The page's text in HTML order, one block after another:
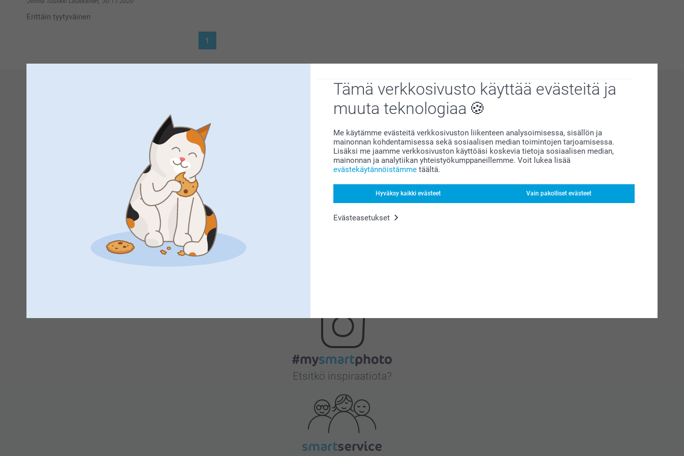
Tämä verkkosivusto käyttää evästeitä ja
muuta teknologiaa
Me käytämme evästeitä verkkosivuston liikenteen analysoimisessa, sisällön ja
mainonnan kohdentamisessa sekä sosiaalisen median toimintojen tarjoamisessa.
Lisäksi me jaamme verkkosivuston käyttöäsi koskevia tietoja sosiaalisen median,
mainonnan ja analytiikan yhteistyökumppaneillemme. Voit lukea lisää
evästekäytännöistämme täältä.
Hyväksy kaikki evästeet Vain pakolliset evästeet
Evästeasetukset
Lämpimin kiitoksin,
Erittäin tyytyväinen
1
smartphoto?
Tyytyväisyystakuu
Etsitkö inspiraatiota?